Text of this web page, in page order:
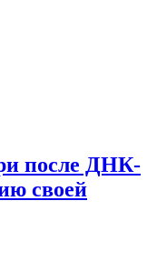
после ДНК-
своей